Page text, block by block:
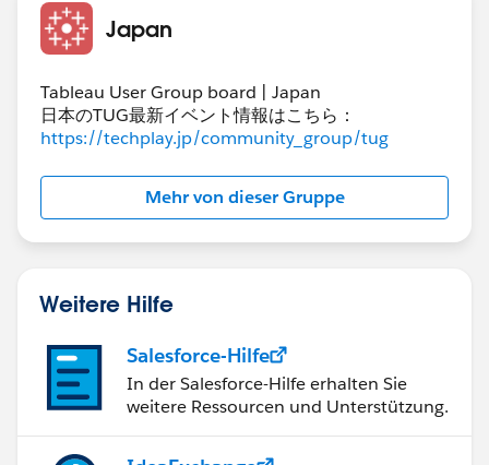
Bテーブル
KEY
項目A
項目D
項目E
Cテーブル
項目A(Cテーブル)
項目F
項目G
上記のようにBテーブルには項目名としてテーブル名が
対応としては再度データソースを作成する場合、同一手
順で対応しました。
に対して
Japan
Tableau User Group board | Japan
日本のTUG最新イベント情報はこちら：
https://techplay.jp/community_group/tug
Mehr von dieser Gruppe
Weitere Hilfe
Salesforce-Hilfe
In der Salesforce-Hilfe erhalten Sie
weitere Ressourcen und Unterstützung.